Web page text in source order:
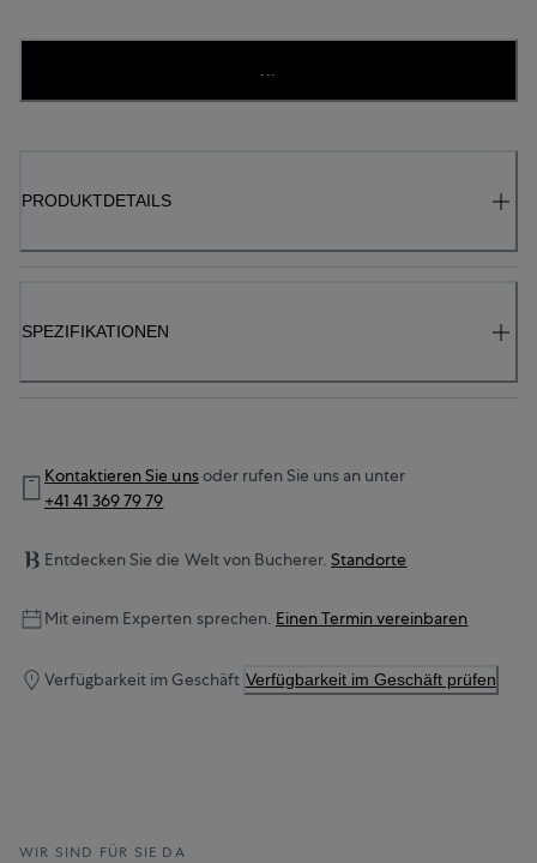
...
PRODUKTDETAILS
SPEZIFIKATIONEN
Kontaktieren Sie unsoder rufen Sie uns an unter
+41 41 369 79 79
Entdecken Sie die Welt von Bucherer. Standorte
Mit einem Experten sprechen. Einen Termin vereinbaren
Verfügbarkeit im Geschäft Verfügbarkeit im Geschäft prüfen
WIR SIND FÜR SIE DA